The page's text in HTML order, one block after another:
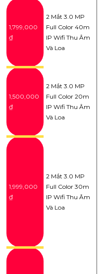
1,799,000
₫
2 Mắt 3.0 MP
Full Color 40m
IP Wifi Thu Âm
Và Loa
1,500,000
₫
2 Mắt 3.0 MP
Full Color 20m
IP Wifi Thu Âm
Và Loa
1,999,000
₫
2 Mắt 3.0 MP
Full Color 30m
IP Wifi Thu Âm
Và Loa